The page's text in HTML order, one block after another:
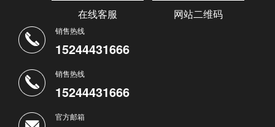
在线客服 网站二维码
销售热线
15244431666
销售热线
15244431666
官方邮箱